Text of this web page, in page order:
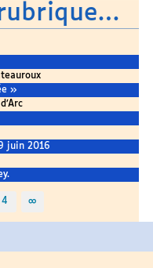
»
juin 2016
4 ∞